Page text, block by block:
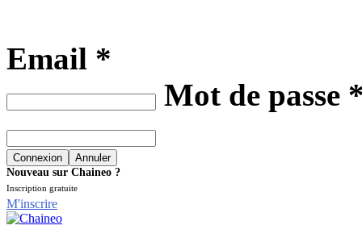
Email *
Mot de passe
Nouveau sur Chaineo ?
Inscription gratuite
M'inscrire